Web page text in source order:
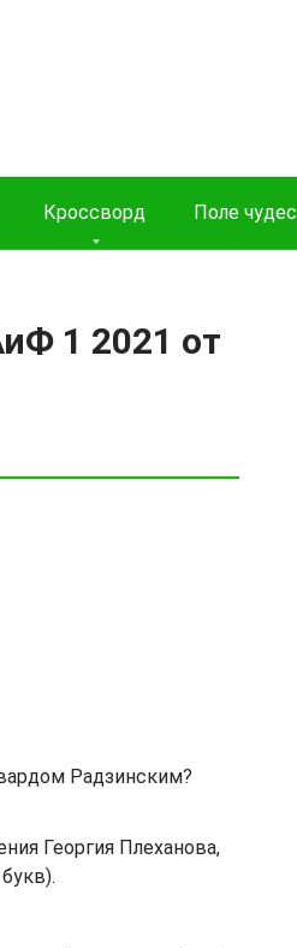
Кроссворд Поле чудес
1 2021 от
Радзинским?
Георгия Плеханова,